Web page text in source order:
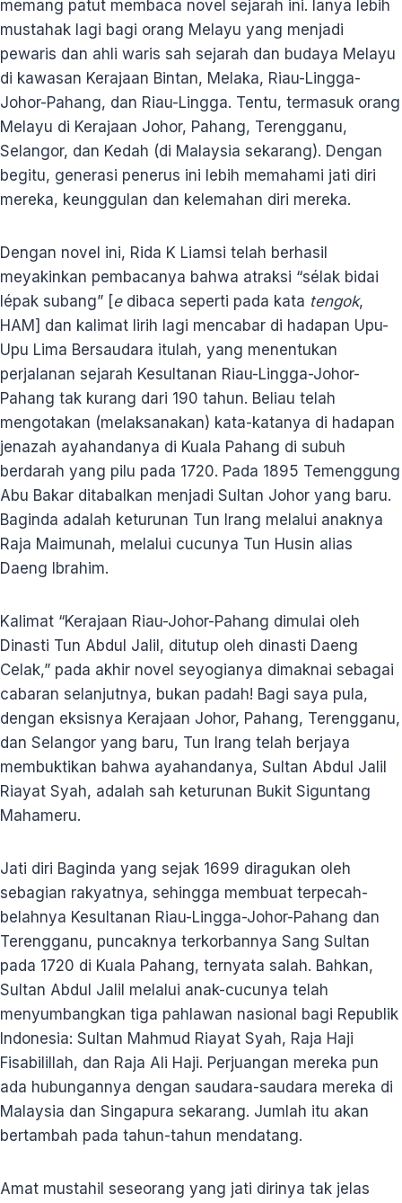
memang patut membaca novel sejarah ini. Ianya lebih
mustahak lagi bagi orang Melayu yang menjadi
pewaris dan ahli waris sah sejarah dan budaya Melayu
di kawasan Kerajaan Bintan, Melaka, Riau-Lingga-
Johor-Pahang, dan Riau-Lingga. Tentu, termasuk orang
Melayu di Kerajaan Johor, Pahang, Terengganu,
Selangor, dan Kedah (di Malaysia sekarang). Dengan
begitu, generasi penerus ini lebih memahami jati diri
mereka, keunggulan dan kelemahan diri mereka.
Dengan novel ini, Rida K Liamsi telah berhasil
meyakinkan pembacanya bahwa atraksi “sélak bidai
lépak subang” [edibaca seperti pada kata tengok,
HAM] dan kalimat lirih lagi mencabar di hadapan Upu-
Upu Lima Bersaudara itulah, yang menentukan
perjalanan sejarah Kesultanan Riau-Lingga-Johor-
Pahang tak kurang dari 190 tahun. Beliau telah
mengotakan (melaksanakan) kata-katanya di hadapan
jenazah ayahandanya di Kuala Pahang di subuh
berdarah yang pilu pada 1720. Pada 1895 Temenggung
Abu Bakar ditabalkan menjadi Sultan Johor yang baru.
Baginda adalah keturunan Tun Irang melalui anaknya
Raja Maimunah, melalui cucunya Tun Husin alias
Daeng Ibrahim.
Kalimat “Kerajaan Riau-Johor-Pahang dimulai oleh
Dinasti Tun Abdul Jalil, ditutup oleh dinasti Daeng
Celak,” pada akhir novel seyogianya dimaknai sebagai
cabaran selanjutnya, bukan padah! Bagi saya pula,
dengan eksisnya Kerajaan Johor, Pahang, Terengganu,
dan Selangor yang baru, Tun Irang telah berjaya
membuktikan bahwa ayahandanya, Sultan Abdul Jalil
Riayat Syah, adalah sah keturunan Bukit Siguntang
Mahameru.
Jati diri Baginda yang sejak 1699 diragukan oleh
sebagian rakyatnya, sehingga membuat terpecah-
belahnya Kesultanan Riau-Lingga-Johor-Pahang dan
Terengganu, puncaknya terkorbannya Sang Sultan
pada 1720 di Kuala Pahang, ternyata salah. Bahkan,
Sultan Abdul Jalil melalui anak-cucunya telah
menyumbangkan tiga pahlawan nasional bagi Republik
Indonesia: Sultan Mahmud Riayat Syah, Raja Haji
Fisabilillah, dan Raja Ali Haji. Perjuangan mereka pun
ada hubungannya dengan saudara-saudara mereka di
Malaysia dan Singapura sekarang. Jumlah itu akan
bertambah pada tahun-tahun mendatang.
Amat mustahil seseorang yang jati dirinya tak jelas